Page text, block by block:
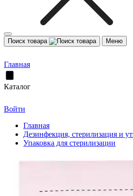
Поиск товара Меню
Главная
Каталог
Войти
Главная
Дезинфекция, стерилизация и
Упаковка для стерилизации